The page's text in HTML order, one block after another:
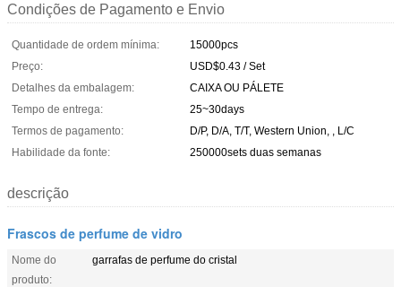
Condições de Pagamento e Envio
Quantidade de ordem mínima:
15000pcs
Preço:
USD$0.43 / Set
Detalhes da embalagem:
CAIXA OU PÁLETE
Tempo de entrega:
25~30days
Termos de pagamento:
D/P, D/A, T/T, Western Union, , L/C
Habilidade da fonte:
250000sets duas semanas
descrição
Frascos de perfume de vidro
Nome do
produto:
garrafas de perfume do cristal